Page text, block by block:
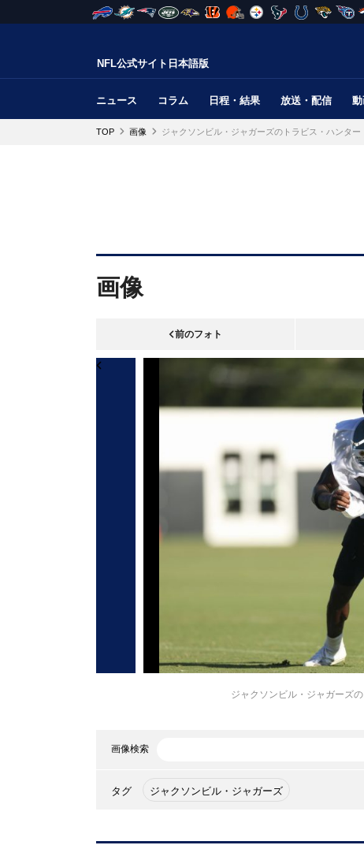
NFL公式サイト日本語版
ニュース コラム 日程・結果 放送・配信
TOP 画像 ジャクソンビル・ジャガーズのトラビス・ハンター
画像
前のフォト
ジャクソンビル・ジャガーズ
画像検索
タグ ジャクソンビル・ジャガーズ